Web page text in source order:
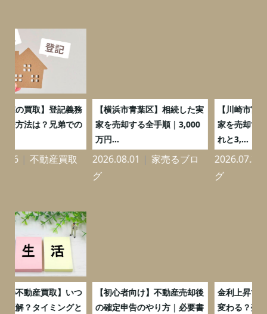
義務
での
取
いつ
グと
【横浜市青葉区】相続した実
家を売却する全手順｜3,000
2026.08.01
家売るブロ
【川崎市宮前区】相続した実
家を売却するには？手続の流
2026.07.31
家売るブロ
【初心者向け】不動産売却後
の確定申告のやり方｜必要書
金利上昇で不動産価格はどう
変わる？売り時を見極めるポ